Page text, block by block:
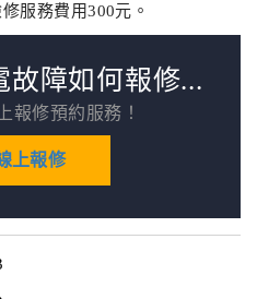
服務費用300元。
故障如何報修...
報修預約服務！
上報修